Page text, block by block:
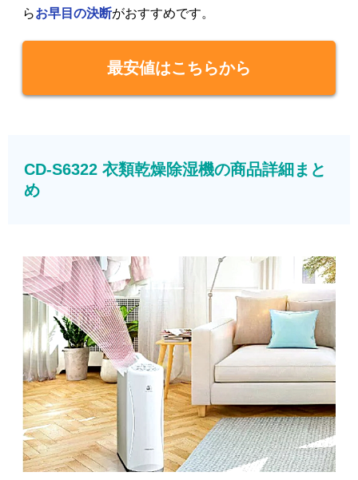
らお早目の決断がおすすめです。
最安値はこちらから
CD-S6322 衣類乾燥除湿機の商品詳細まと
め